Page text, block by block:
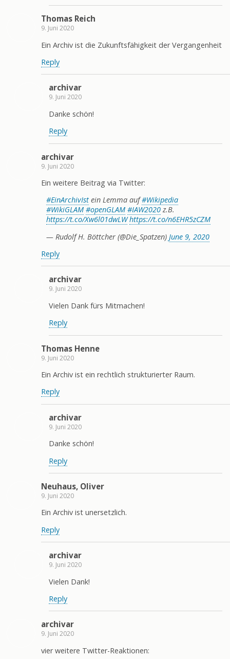
Thomas Reich
9. Juni 2020
Ein Archiv ist die Zukunftsfähigkeit der Vergangenheit
Reply
archivar
9. Juni 2020
Danke schön!
Reply
archivar
9. Juni 2020
Ein weitere Beitrag via Twitter:
#EinArchivIst ein Lemma auf#Wikipedia
#WikiGLAM #openGLAM #IAW2020 z.B.
https://t.co/Xw6l01dwLW https://t.co/n6EHR5zCZM
— Rudolf H. Böttcher (@Die_Spatzen) June 9, 2020
Reply
archivar
9. Juni 2020
Vielen Dank fürs Mitmachen!
Reply
Thomas Henne
9. Juni 2020
Ein Archiv ist ein rechtlich strukturierter Raum.
Reply
archivar
9. Juni 2020
Danke schön!
Reply
Neuhaus, Oliver
9. Juni 2020
Ein Archiv ist unersetzlich.
Reply
archivar
9. Juni 2020
Vielen Dank!
Reply
archivar
9. Juni 2020
vier weitere Twitter-Reaktionen: